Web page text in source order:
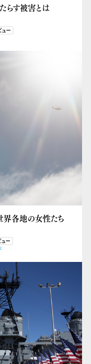
らす被害とは
ュー
界各地の女性たち
ー